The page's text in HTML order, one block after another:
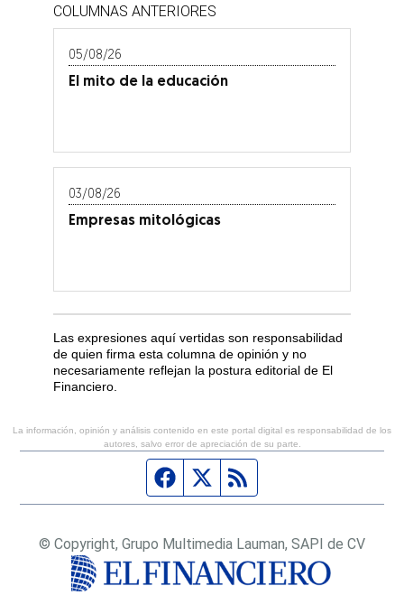
COLUMNAS ANTERIORES
05/08/26
El mito de la educación
03/08/26
Empresas mitológicas
Las expresiones aquí vertidas son responsabilidad
de quien firma esta columna de opinión y no
necesariamente reflejan la postura editorial de El
Financiero.
La información, opinión y análisis contenido en este portal digital es responsabilidad de los
autores, salvo error de apreciación de su parte.
Página de Facebook
Fuente Twitter
© Copyright, Grupo Multimedia Lauman, SAPI de CV